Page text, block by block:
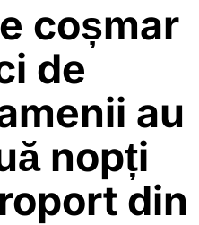
coșmar
de
au
nopți
din